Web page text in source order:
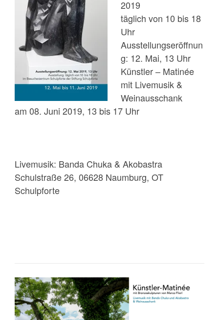
2019
täglich von 10 bis 18
Uhr
Ausstellungseröffnun
g: 12. Mai, 13 Uhr
Künstler – Matinée
mit Livemusik &
Weinausschank
am 08. Juni 2019, 13 bis 17 Uhr
Livemusik: Banda Chuka & Akobastra
Schulstraße 26, 06628 Naumburg, OT
Schulpforte